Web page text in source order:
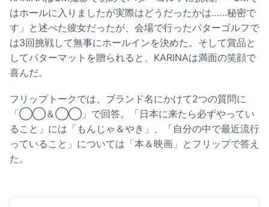
はホールに入りましたが実際はどうだったかは……秘密で
す」と述べた彼女だったが、会場で行ったパターゴルフで
は3回挑戦して無事にホールインを決めた。そして賞品と
してパターマットを贈られると、KARINAは満面の笑顔で
喜んだ。
フリップトークでは、ブランド名にかけて2つの質問に
「◯◯＆◯◯」で回答。「日本に来たら必ずやってい
ること」には「もんじゃ＆やき」、「自分の中で最近流行
っていること」については「本＆映画」とフリップで答え
た。